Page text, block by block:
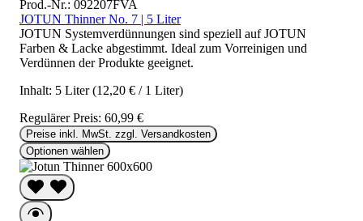
Prod.-Nr.: 092207FVA
JOTUN Thinner No. 7 | 5 Liter
JOTUN Systemverdünnungen sind speziell auf JOTUN
Farben & Lacke abgestimmt. Ideal zum Vorreinigen und
Verdünnen der Produkte geeignet.
Inhalt: 5 Liter(12,20 € / 1 Liter)
Regulärer Preis: 60,99 €
Preise inkl. MwSt. zzgl. Versandkosten
Optionen wählen